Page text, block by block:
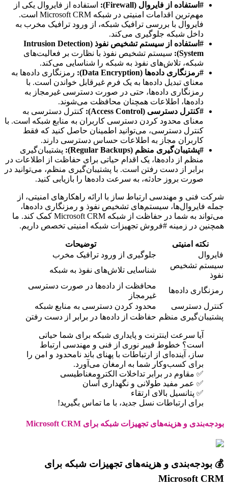
#استفاده از فایروال (Firewall):
استفاده از فایروال یکی از
مهم‌ترین اقدامات امنیتی در شبکه Microsoft CRM است.
فایروال با بررسی ترافیک شبکه، از ورود ترافیک مخرب به
داخل شبکه جلوگیری می‌کند.
#استفاده از سیستم تشخیص نفوذ (Intrusion Detection
System):
سیستم تشخیص نفوذ با نظارت بر فعالیت‌های
شبکه، تلاش‌های نفوذ به شبکه را شناسایی می‌کند.
#رمزنگاری داده‌ها (Data Encryption):
رمزنگاری داده‌ها به
معنای تبدیل داده‌ها به یک فرم غیرقابل خواندن است. با
رمزنگاری داده‌ها، حتی در صورت دسترسی غیرمجاز به
داده‌ها، اطلاعات همچنان محافظت می‌شوند.
#کنترل دسترسی (Access Control):
کنترل دسترسی به
معنای محدود کردن دسترسی کاربران به منابع شبکه است. با
کنترل دسترسی، می‌توانید اطمینان حاصل کنید که فقط
کاربران مجاز به اطلاعات حساس دسترسی دارند.
#پشتیبان‌گیری منظم (Regular Backups):
پشتیبان‌گیری
منظم از داده‌ها، یک اقدام حیاتی برای حفاظت از اطلاعات در
برابر از دست رفتن است. با پشتیبان‌گیری منظم، می‌توانید در
صورت بروز حادثه، به سرعت داده‌ها را بازیابی کنید.
شرکت فنی و مهندسی ارتباط ساز با ارائه راهکارهای امنیتی، از
جمله فایروال‌ها، سیستم‌های تشخیص نفوذ و رمزنگاری داده‌ها،
می‌تواند به شما در حفاظت از شبکه Microsoft CRM کمک کند. ما
همچنین در زمینه #فروش تجهیزات شبکه امنیتی تخصص داریم.
نکته امنیتی
توضیحات
فایروال
جلوگیری از ورود ترافیک مخرب
سیستم تشخیص
نفوذ
شناسایی تلاش‌های نفوذ به شبکه
رمزنگاری داده‌ها
محافظت از داده‌ها در صورت دسترسی
غیرمجاز
کنترل دسترسی
محدود کردن دسترسی به منابع شبکه
پشتیبان‌گیری منظم حفاظت از داده‌ها در برابر از دست رفتن
آیا سرعت اینترنت و پایداری شبکه برای شما حیاتی
است؟ خطوط فیبر نوری از فنی و مهندسی ارتباط
ساز، آینده‌ای از ارتباطات با پهنای باند نامحدود و امن را
برای کسب‌وکار شما به ارمغان می‌آورد.
✅ مقاوم در برابر تداخلات الکترومغناطیسی
✅ عمر مفید طولانی و نگهداری آسان
✅ پتانسیل بالای ارتقاء
برای ارتباطات نسل جدید، با ما تماس بگیرید!
بودجه‌بندی و هزینه‌های تجهیزات شبکه برای Microsoft CRM
💰 بودجه‌بندی و هزینه‌های تجهیزات شبکه برای
Microsoft CRM